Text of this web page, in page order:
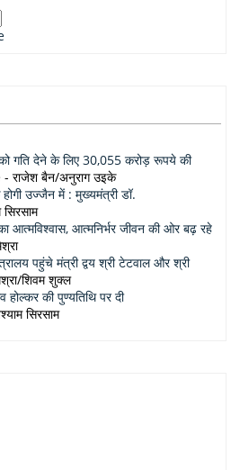
गति देने के लिए 30,055 करोड़ रूपये की
- राजेश बैन/अनुराग उइके
उज्जैन में : मुख्यमंत्री डॉ.
आत्मविश्वास, आत्मनिर्भर जीवन की ओर बढ़ रहे
पहुंचे मंत्री द्वय श्री टेटवाल और श्री
शिवम शुक्ल
होल्कर की पुण्यतिथि पर दी
सिरसाम